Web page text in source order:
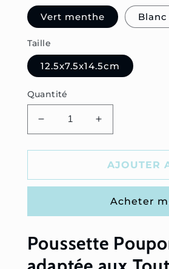
Vert menthe Blanc
Taille
12.5x7.5x14.5cm
Quantité
Réduire
la
quantité
Poussette
Ans
Augmenter
la
quantité
de
Poussette
Ans
AJOUTER
Acheter
Poussette